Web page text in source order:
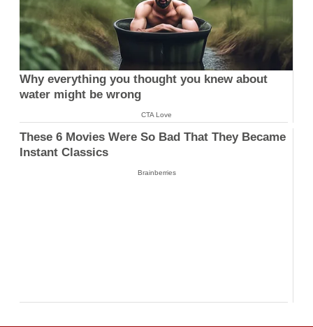
Why everything you thought you knew about
water might be wrong
CTA Love
These 6 Movies Were So Bad That They Became
Instant Classics
Brainberries